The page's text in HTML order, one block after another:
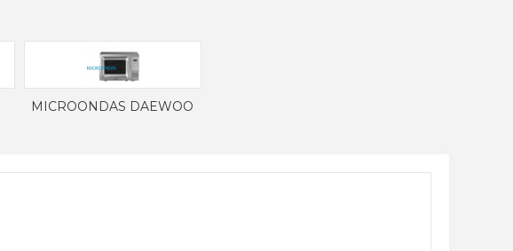
MICROONDAS DAEWOO